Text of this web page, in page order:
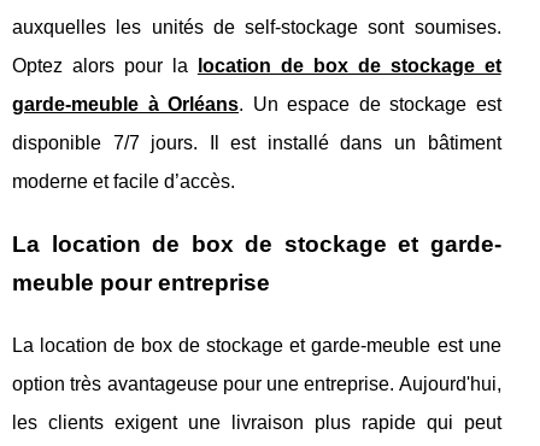
auxquelles les unités de self-stockage sont soumises.
Optez alors pour la
location de box de stockage et
garde-meuble à Orléans. Un espace de stockage est
disponible 7/7 jours. Il est installé dans un bâtiment
moderne et facile d’accès.
La location de box de stockage et garde-
meuble pour entreprise
La location de box de stockage et garde-meuble est une
option très avantageuse pour une entreprise. Aujourd'hui,
les clients exigent une livraison plus rapide qui peut